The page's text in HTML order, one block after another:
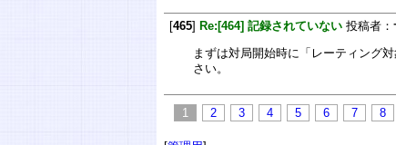
[465] Re:[464] 記録されていない 投稿者：
まずは対局開始時に「レーティング
さい。
1 2 3 4 5 6 7 8